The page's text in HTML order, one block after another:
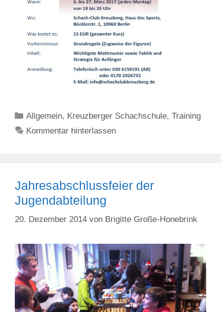
Kategorien
Allgemein, Kreuzberger Schachschule,Training
Kommentar hinterlassen
Jahresabschlussfeier der
Jugendabteilung
20. Dezember 2014 von Brigitte Große-Honebrink